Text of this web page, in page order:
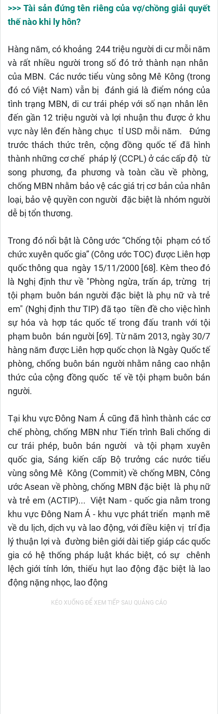
>>> Tài sản đứng tên riêng của vợ/chồng giải quyết
thế nào khi ly hôn?
Hàng năm, có khoảng 244 triệu người di cư mỗi năm
và rất nhiều người trong số đó trở thành nạn nhân
của MBN. Các nước tiểu vùng sông Mê Kông (trong
đó có Việt Nam) vẫn bị đánh giá là điểm nóng của
tình trạng MBN, di cư trái phép với số nạn nhân lên
đến gần 12 triệu người và lợi nhuận thu được ở khu
vực này lên đến hàng chục tỉ USD mỗi năm. Đứng
trước thách thức trên, cộng đồng quốc tế đã hình
thành những cơ chế pháp lý (CCPL) ở các cấp độ từ
song phương, đa phương và toàn cầu về phòng,
chống MBN nhằm bảo vệ các giá trị cơ bản của nhân
loại, bảo vệ quyền con người đặc biệt là nhóm người
dễ bị tổn thương.
Trong đó nổi bật là Công ước “Chống tội phạm có tổ
chức xuyên quốc gia” (Công ước TOC) được Liên hợp
quốc thông qua ngày 15/11/2000 [68]. Kèm theo đó
là Nghị định thư về "Phòng ngừa, trấn áp, trừng trị
tội phạm buôn bán người đặc biệt là phụ nữ và trẻ
em" (Nghị định thư TIP) đã tạo tiền đề cho việc hình
sự hóa và hợp tác quốc tế trong đấu tranh với tội
phạm buôn bán người [69]. Từ năm 2013, ngày 30/7
hàng năm được Liên hợp quốc chọn là Ngày Quốc tế
phòng, chống buôn bán người nhằm nâng cao nhận
thức của cộng đồng quốc tế về tội phạm buôn bán
người.
Tại khu vực Đông Nam Á cũng đã hình thành các cơ
chế phòng, chống MBN như Tiến trình Bali chống di
cư trái phép, buôn bán người và tội phạm xuyên
quốc gia, Sáng kiến cấp Bộ trưởng các nước tiểu
vùng sông Mê Kông (Commit) về chống MBN, Công
ước Asean về phòng, chống MBN đặc biệt là phụ nữ
và trẻ em (ACTIP)... Việt Nam - quốc gia nằm trong
khu vực Đông Nam Á - khu vực phát triển mạnh mẽ
về du lịch, dịch vụ và lao động, với điều kiện vị trí địa
lý thuận lợi và đường biên giới dài tiếp giáp các quốc
gia có hệ thống pháp luật khác biệt, có sự chênh
lệch giới tính lớn, thiếu hụt lao động đặc biệt là lao
động nặng nhọc, lao động